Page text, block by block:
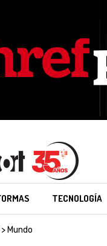
TECNOLOGÍA
Mundo